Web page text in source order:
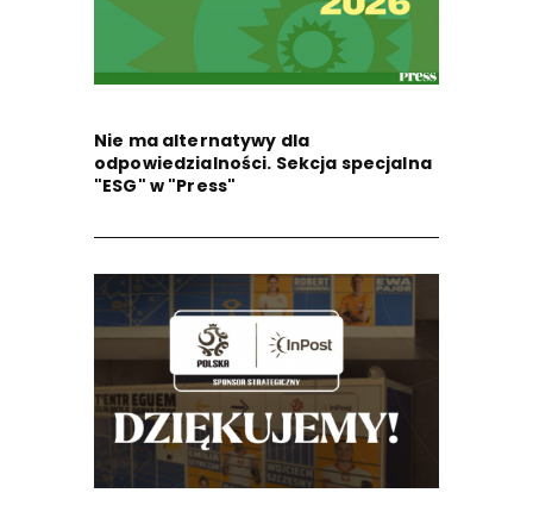
Nie ma alternatywy dla
odpowiedzialności. Sekcja specjalna
"ESG" w "Press"